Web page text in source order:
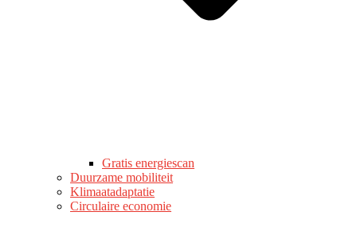
Gratis energiescan
Duurzame mobiliteit
Klimaatadaptatie
Circulaire economie